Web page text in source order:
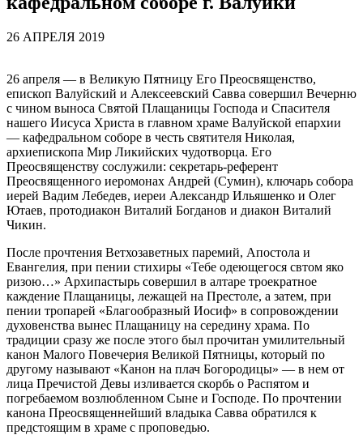
26 АПРЕЛЯ 2019
26 апреля — в Великую Пятницу Его Преосвященство,
епископ Валуйский и Алексеевский Савва совершил Вечерню
с чином выноса Святой Плащаницы Господа и Спасителя
нашего Иисуса Христа в главном храме Валуйской епархии
— кафедральном соборе в честь святителя Николая,
архиепископа Мир Ликийских чудотворца. Его
Преосвященству сослужили: секретарь-референт
Преосвященного иеромонах Андрей (Сумин), ключарь собора
иерей Вадим Лебедев, иереи Александр Ильяшенко и Олег
Ютаев, протодиакон Виталий Богданов и диакон Виталий
Чикин.
После прочтения Ветхозаветных паремий, Апостола и
Евангелия, при пении стихиры «Тебе одеющегося свтом яко
ризою…» Архипастырь совершил в алтаре троекратное
каждение Плащаницы, лежащей на Престоле, а затем, при
пении тропарей «Благообразный Иосиф» в сопровождении
духовенства вынес Плащаницу на середину храма. По
традиции сразу же после этого был прочитан умилительный
канон Малого Повечерия Великой Пятницы, который по
другому называют «Канон на плач Богородицы» — в нем от
лица Пречистой Девы изливается скорбь о Распятом и
погребаемом возлюбленном Сыне и Господе. По прочтении
канона Преосвященнейший владыка Савва обратился к
предстоящим в храме с проповедью.